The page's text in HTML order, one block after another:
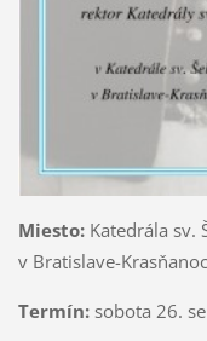
Miesto:Katedrála sv.
v Bratislave-
Termín:sobota 26.